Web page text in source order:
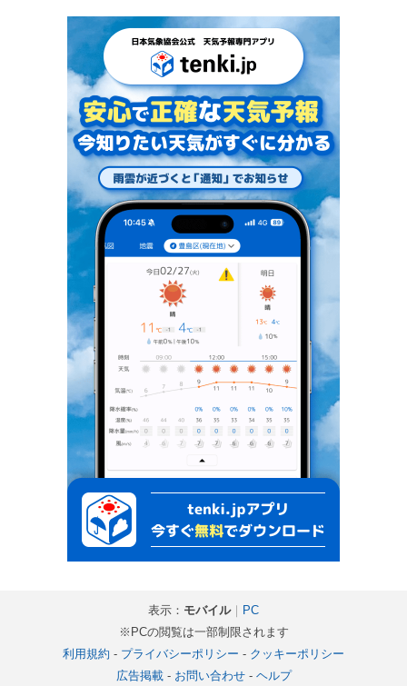
表示： モバイル｜ PC
※PCの閲覧は一部制限されます
利用規約 - プライバシーポリシー - クッキーポリシー
広告掲載- お問い合わせ- ヘルプ